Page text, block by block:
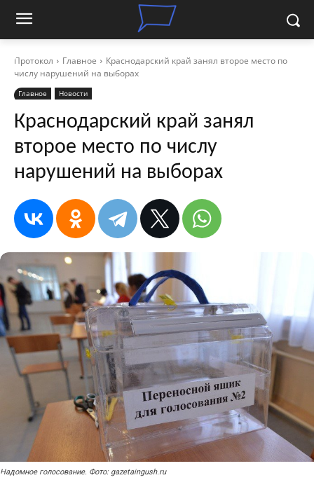
Протокол Главное
Краснодарский край занял второе место по
числу нарушений на выборах
Главное Новости
Краснодарский край занял
второе место по числу
нарушений на выборах
Надомное голосование. Фото: gazetaingush.ru